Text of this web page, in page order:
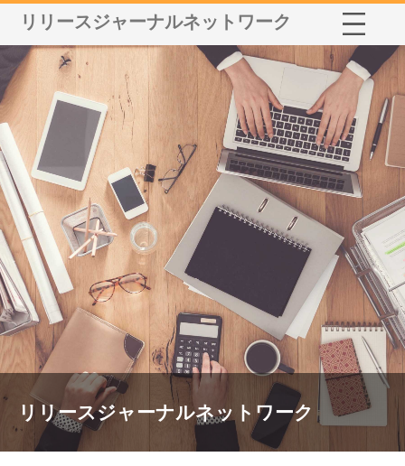
リリースジャーナルネットワーク
リリースジャーナルネットワーク